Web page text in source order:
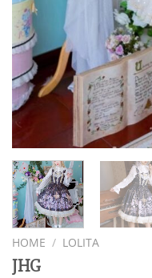
HOME / LOLITA
JHG